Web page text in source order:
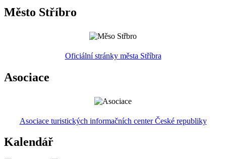
Město Stříbro
Oficiální stránky města Stříbra
Asociace
Asociace turistických informačních center České republiky
Kalendář